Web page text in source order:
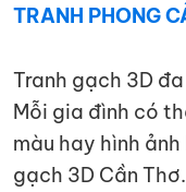
TRANH PHONG
Tranh gạch 3D
Mỗi gia đình có
màu hay hình
gạch 3D Cần